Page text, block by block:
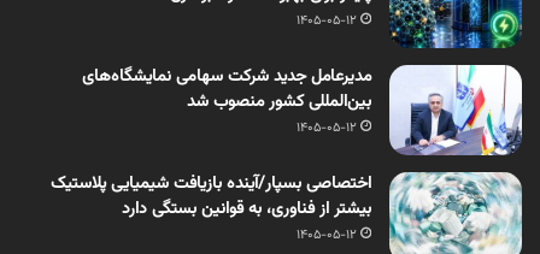
1405-05-12
مدیرعامل جدید شرکت سهامی نمایشگاه‌های
بین‌المللی کشور منصوب شد
1405-05-12
اختصاصی بسپار/آینده بازیافت شیمیایی پلاستیک
بیشتر از فناوری، به قوانین بستگی دارد
1405-05-12